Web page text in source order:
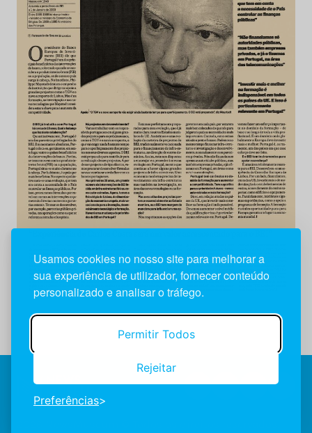
Usamos cookies no nosso site para melhorar a
sua experiência de utilizador, fornecer conteúdo
personalizado e analisar o tráfego.
Permitir Todos
Rejeitar
Preferências